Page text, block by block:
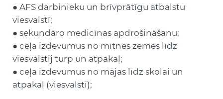
● AFS darbinieku un brīvprātīgu atbalstu
viesvalstī;
● sekundāro medicīnas apdrošināšanu;
● ceļa izdevumus no mītnes zemes līdz
viesvalstij turp un atpakaļ;
● ceļa izdevumus no mājas līdz skolai un
atpakaļ (viesvalstī);